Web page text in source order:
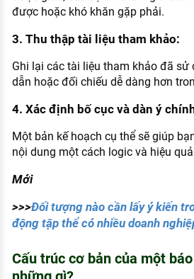
được hoặc khó khăn gặp phải.
3. Thu thập tài liệu tham khảo:
Ghi lại các tài liệu tham khảo đã sử
dẫn hoặc đối chiếu dễ dàng hơn
4. Xác định bố cục và dàn ý
Một bản kế hoạch cụ thể sẽ giúp
nội dung một cách logic và hiệu
Mới
>>>Đối tượng nào cần lấy ý kiến
động tập thể có nhiều doanh
Cấu trúc cơ bản của một